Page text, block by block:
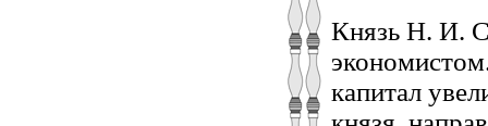
Князь Н. И.
капитал